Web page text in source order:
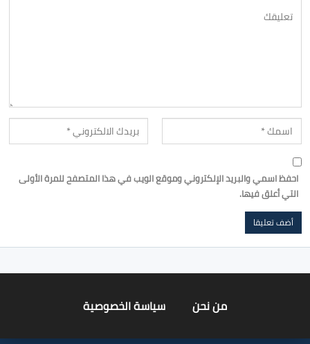
احفظ اسمي والبريد الإلكتروني وموقع الويب في هذا المتصفح للمرة الأولى
التي أعلق فيها.
من نحن سياسة الخصوصية